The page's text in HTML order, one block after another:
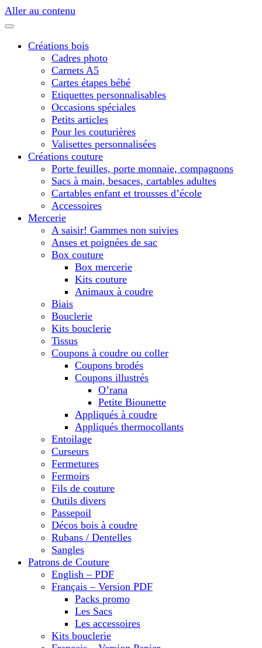
Aller au contenu
Créations bois
Cadres photo
Carnets A5
Cartes étapes bébé
Etiquettes personnalisables
Occasions spéciales
Petits articles
Pour les couturières
Valisettes personnalisées
Créations couture
Porte feuilles, porte monnaie, compagnons
Sacs à main, besaces, cartables adultes
Cartables enfant et trousses d’école
Accessoires
Mercerie
A saisir! Gammes non suivies
Anses et poignées de sac
Box couture
Box mercerie
Kits couture
Animaux à coudre
Biais
Bouclerie
Kits bouclerie
Tissus
Coupons à coudre ou coller
Coupons brodés
Coupons illustrés
O’rana
Petite Biounette
Appliqués à coudre
Appliqués thermocollants
Entoilage
Curseurs
Fermetures
Fermoirs
Fils de couture
Outils divers
Passepoil
Décos bois à coudre
Rubans / Dentelles
Sangles
Patrons de Couture
English – PDF
Français – Version PDF
Packs promo
Les Sacs
Les accessoires
Kits bouclerie